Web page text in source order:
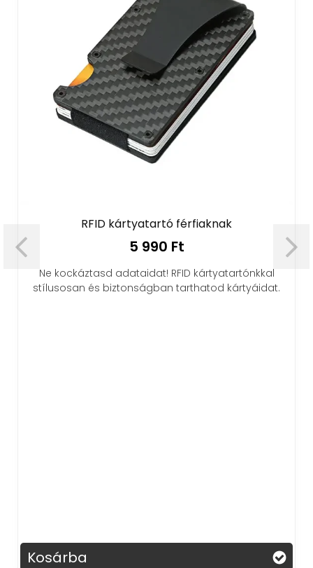
RFID kártyatartó férfiaknak
5 990 Ft
Ne kockáztasd adataidat! RFID kártyatartónkkal
stílusosan és biztonságban tarthatod kártyáidat.
Kosárba